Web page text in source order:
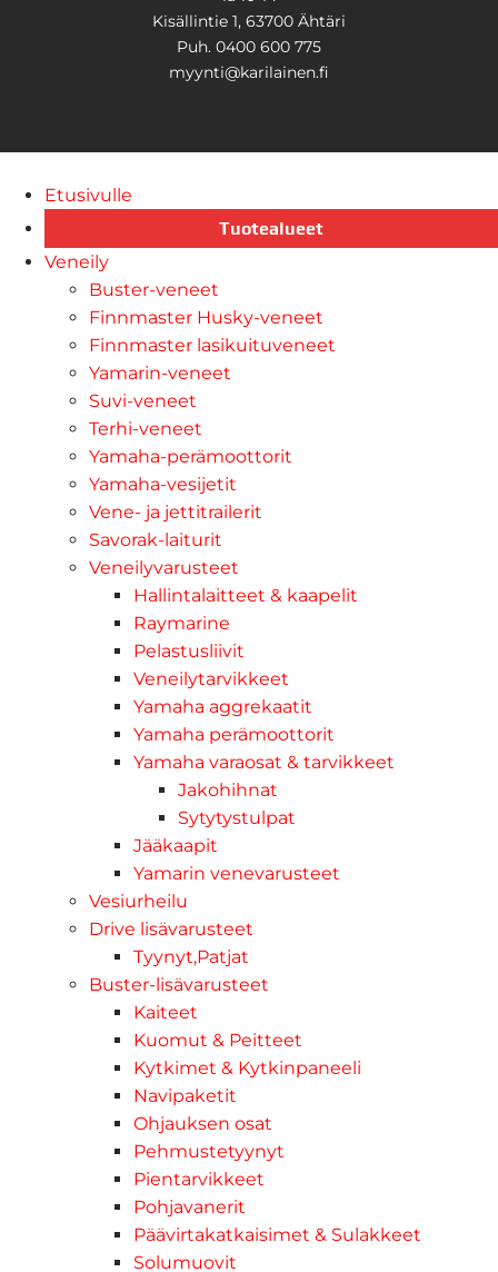
Kisällintie 1, 63700 Ähtäri
Puh. 0400 600 775
myynti@karilainen.fi
Etusivulle
Tuotealueet
Veneily
Buster-veneet
Finnmaster Husky-veneet
Finnmaster lasikuituveneet
Yamarin-veneet
Suvi-veneet
Terhi-veneet
Yamaha-perämoottorit
Yamaha-vesijetit
Vene- ja jettitrailerit
Savorak-laiturit
Veneilyvarusteet
Hallintalaitteet & kaapelit
Raymarine
Pelastusliivit
Veneilytarvikkeet
Yamaha aggrekaatit
Yamaha perämoottorit
Yamaha varaosat & tarvikkeet
Jakohihnat
Sytytystulpat
Jääkaapit
Yamarin venevarusteet
Vesiurheilu
Drive lisävarusteet
Tyynyt,Patjat
Buster-lisävarusteet
Kaiteet
Kuomut & Peitteet
Kytkimet & Kytkinpaneeli
Navipaketit
Ohjauksen osat
Pehmustetyynyt
Pientarvikkeet
Pohjavanerit
Päävirtakatkaisimet & Sulakkeet
Solumuovit